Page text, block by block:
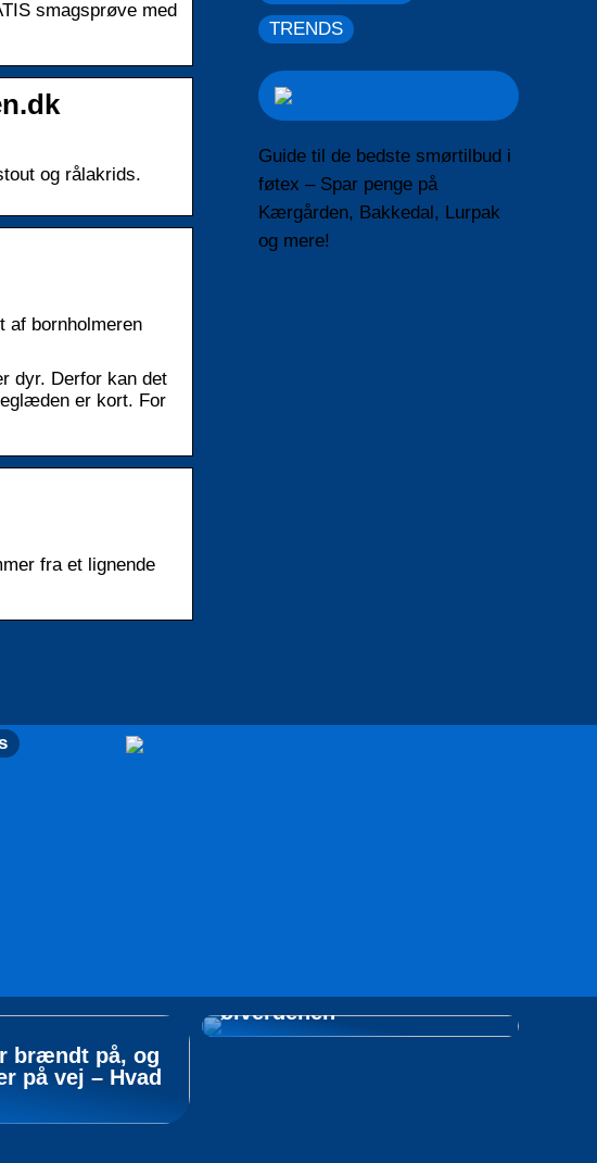
smagsprøve med
og rålakrids.
bornholmeren
dyr. Derfor kan det
er kort. For
fra et lignende
TRENDS
Guide til de bedste smørtilbud i
føtex – Spar penge på
Kærgården, Bakkedal, Lurpak
og mere!
brændt på, og
på vej – Hvad
ølverdenen